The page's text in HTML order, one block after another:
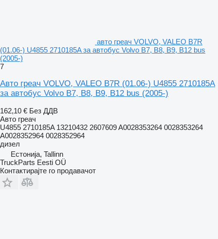
авто греач VOLVO, VALEO B7R
(01.06-) U4855 2710185A за автобус Volvo B7, B8, B9, B12 bus
(2005-)
7
Авто греач VOLVO, VALEO B7R (01.06-) U4855 2710185A
за автобус Volvo B7, B8, B9, B12 bus (2005-)
162,10 € Без ДДВ
Авто греач
U4855 2710185A 13210432 2607609 A0028353264 0028353264
A0028352964 0028352964
дизел
Естонија, Tallinn
TruckParts Eesti OÜ
Контактирајте го продавачот